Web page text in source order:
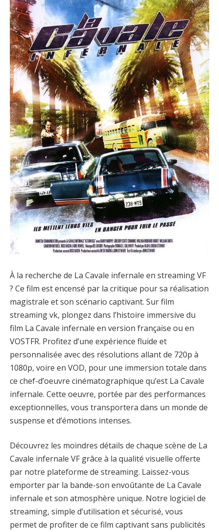
À la recherche de La Cavale infernale en streaming VF
? Ce film est encensé par la critique pour sa réalisation
magistrale et son scénario captivant. Sur film
streaming vk, plongez dans l’histoire immersive du
film La Cavale infernale en version française ou en
VOSTFR. Profitez d’une expérience fluide et
personnalisée avec des résolutions allant de 720p à
1080p, voire en VOD, pour une immersion totale dans
ce chef-d’oeuvre cinématographique qu’est La Cavale
infernale. Cette oeuvre, portée par des performances
exceptionnelles, vous transportera dans un monde de
suspense et d’émotions intenses.
Découvrez les moindres détails de chaque scène de La
Cavale infernale VF grâce à la qualité visuelle offerte
par notre plateforme de streaming. Laissez-vous
emporter par la bande-son envoûtante de La Cavale
infernale et son atmosphère unique. Notre logiciel de
streaming, simple d’utilisation et sécurisé, vous
permet de profiter de ce film captivant sans publicités